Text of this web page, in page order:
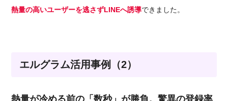
熱量の高いユーザーを逃さずLINEへ誘導できました。
エルグラム活用事例（2）
熱量が冷める前の「数秒」が勝負。驚異の登録率